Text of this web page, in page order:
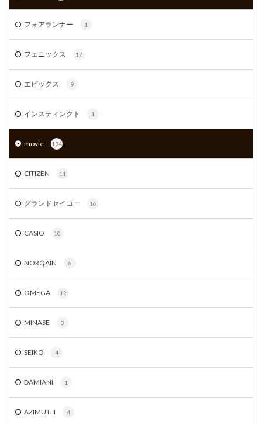
フォアランナー 1
フェニックス 17
エピックス 9
インスティンクト 1
movie 194
CITIZEN 11
グランドセイコー 16
CASIO 10
NORQAIN 6
OMEGA 12
MINASE 3
SEIKO 4
DAMIANI 1
AZIMUTH 4